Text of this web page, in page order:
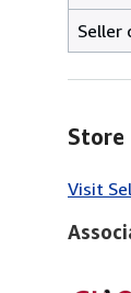
Seller
Store
Visit